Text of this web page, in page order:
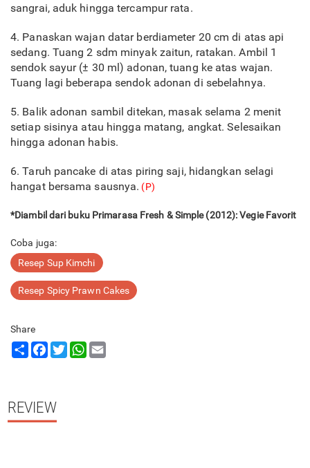
sangrai, aduk hingga tercampur rata.
4. Panaskan wajan datar berdiameter 20 cm di atas api
sedang. Tuang 2 sdm minyak zaitun, ratakan. Ambil 1
sendok sayur (± 30 ml) adonan, tuang ke atas wajan.
Tuang lagi beberapa sendok adonan di sebelahnya.
5. Balik adonan sambil ditekan, masak selama 2 menit
setiap sisinya atau hingga matang, angkat. Selesaikan
hingga adonan habis.
6. Taruh pancake di atas piring saji, hidangkan selagi
hangat bersama sausnya. (P)
*Diambil dari buku Primarasa Fresh & Simple (2012): Vegie Favorit
Coba juga:
Resep Sup Kimchi
Resep Spicy Prawn Cakes
Share
ShareFacebook
TwitterWhatsApp
REVIEW